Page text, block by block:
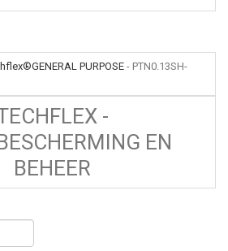
PURPOSE- PTN0.13SH-
-
EN
BEHEER